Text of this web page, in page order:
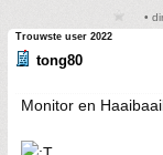
•
Trouwste user 2022
tong80
Monitor en